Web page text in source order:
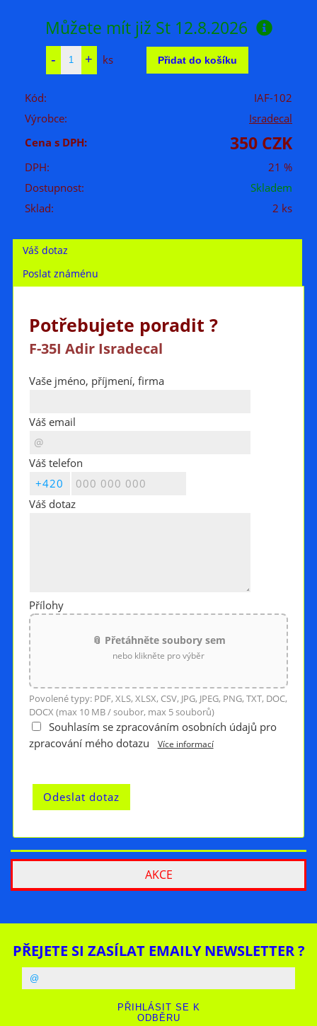
Můžete mít již St 12.8.2026
ks
Kód:
IAF-102
Výrobce:
Isradecal
Cena s DPH:
350 CZK
DPH:
21 %
Dostupnost:
Skladem
Sklad:
2 ks
Váš dotaz
Poslat známénu
Potřebujete poradit ?
F-35I Adir Isradecal
Vaše jméno, příjmení, firma
Váš email
Váš telefon
Váš dotaz
Přílohy
📎 Přetáhněte soubory sem
nebo klikněte pro výběr
Povolené typy: PDF, XLS, XLSX, CSV, JPG, JPEG, PNG, TXT, DOC,
DOCX (max 10 MB / soubor, max 5 souborů)
Souhlasím se zpracováním osobních údajů pro
zpracování mého dotazu
Více informací
AKCE
PŘEJETE SI ZASÍLAT EMAILY NEWSLETTER ?